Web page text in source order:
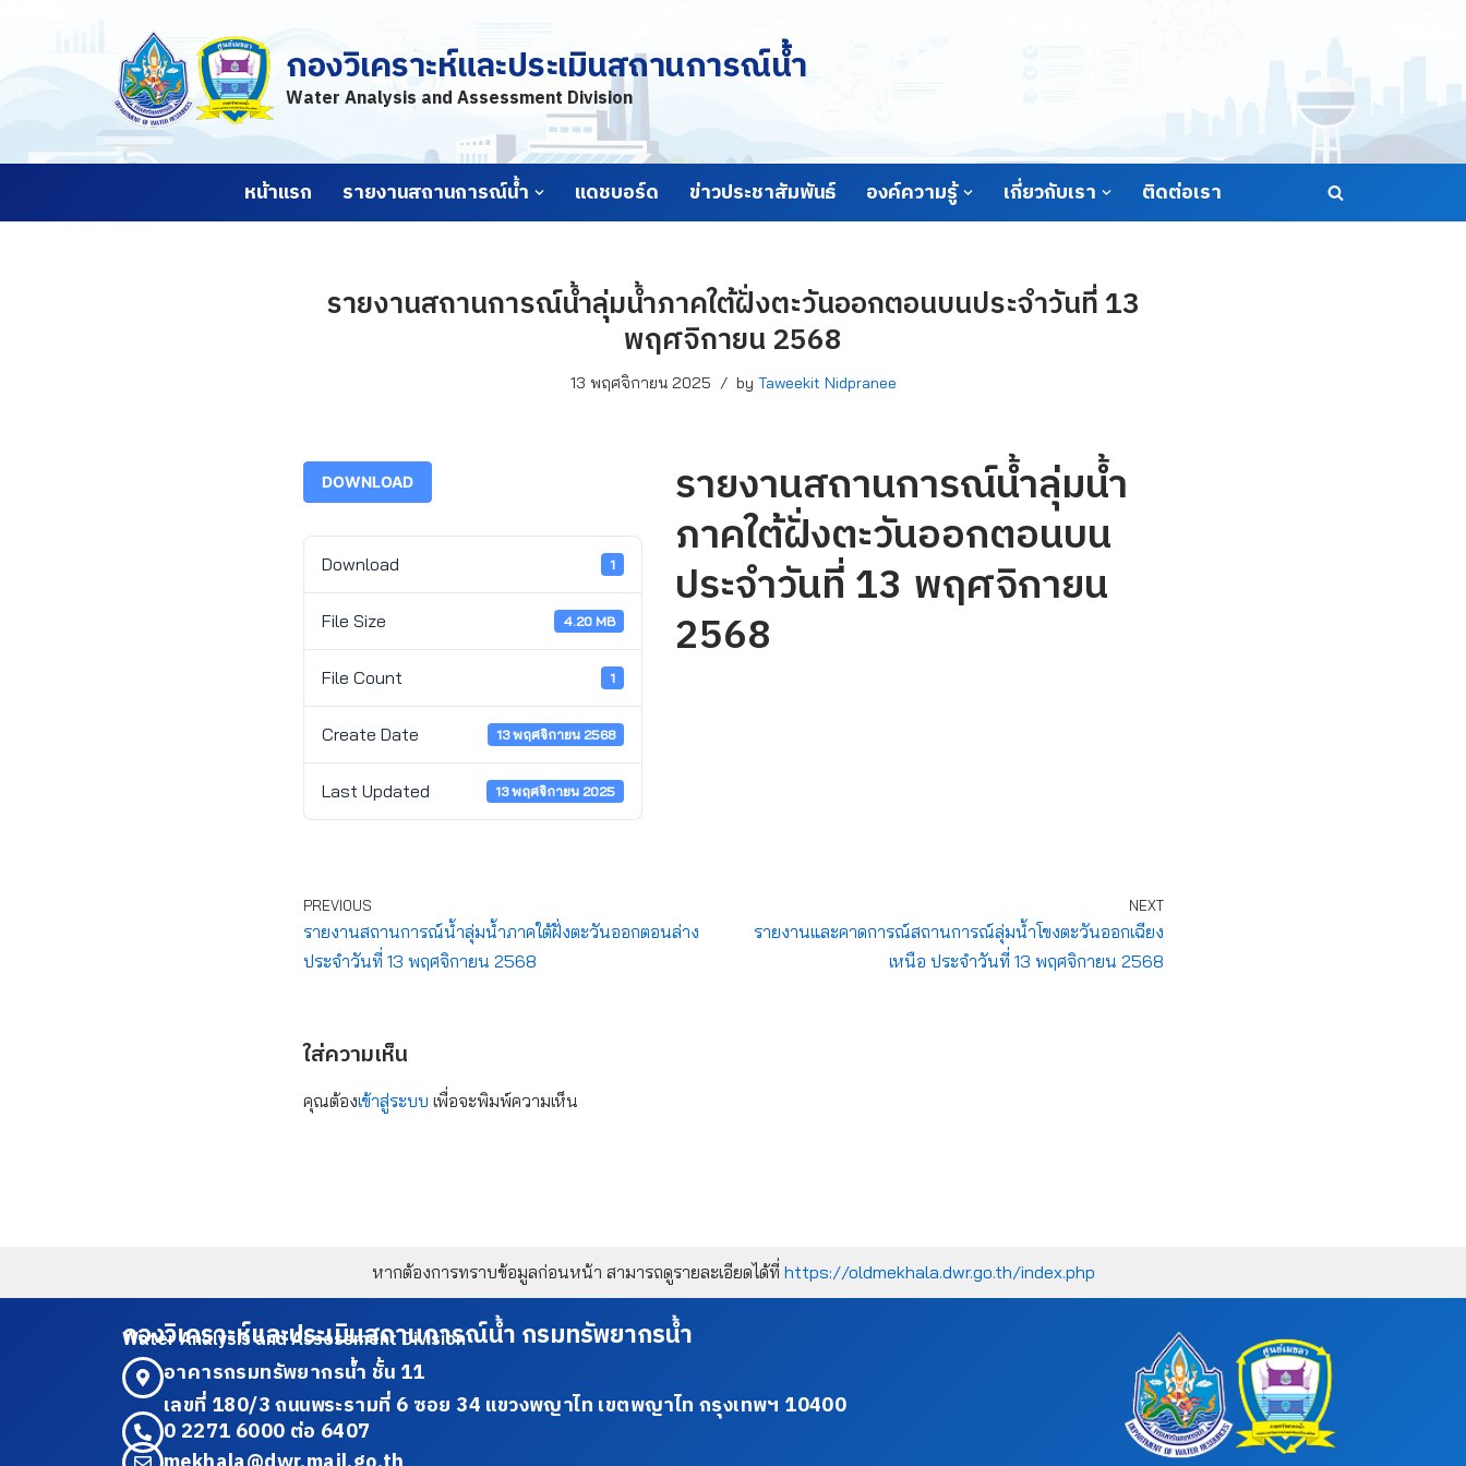
กองวิเคราะห์และประเมินสถานการณ์น้ำ
Water Analysis and Assessment Division
หน้าแรก รายงานสถานการณ์น้ำ แดชบอร์ด ข่าวประชาสัมพันธ์ องค์ความรู้ เกี่ยวกับเรา ติดต่อเรา
รายงานสถานการณ์น้ำลุ่มน้ำภาคใต้ฝั่งตะวันออกตอนบนประจำวันที่ 13
พฤศจิกายน 2568
13 พฤศจิกายน 2025 by Taweekit Nidpranee
DOWNLOAD
Download 1
File Size 4.20 MB
File Count 1
Create Date 13 พฤศจิกายน 2568
Last Updated 13 พฤศจิกายน 2025
รายงานสถานการณ์น้ำลุ่มน้ำ
ภาคใต้ฝั่งตะวันออกตอนบน
ประจำวันที่ 13 พฤศจิกายน
2568
PREVIOUS
รายงานสถานการณ์น้ำลุ่มน้ำภาคใต้ฝั่งตะวันออกตอนล่าง
ประจำวันที่ 13 พฤศจิกายน 2568
NEXT
รายงานและคาดการณ์สถานการณ์ลุ่มน้ำโขงตะวันออกเฉียง
เหนือ ประจำวันที่ 13 พฤศจิกายน 2568
ใส่ความเห็น
คุณต้องเข้าสู่ระบบ เพื่อจะพิมพ์ความเห็น
หากต้องการทราบข้อมูลก่อนหน้า สามารถดูรายละเอียดได้ที่ https://oldmekhala.dwr.go.th/index.php
กองวิเคราะห์และประเมินสถานการณ์น้ำ กรมทรัพยากรน้ำ
Water Analysis and Assessment Division
อาคารกรมทรัพยากรน้ำ ชั้น 11
เลขที่ 180/3 ถนนพระรามที่ 6 ซอย 34 แขวงพญาไท เขตพญาไท กรุงเทพฯ 10400
0 2271 6000 ต่อ 6407